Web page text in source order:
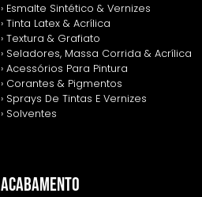
› Esmalte Sintético & Vernizes
› Tinta Latex & Acrílica
› Textura & Grafiato
› Seladores, Massa Corrida & Acrílica
› Acessórios Para Pintura
› Corantes & Pigmentos
› Sprays De Tintas E Vernizes
› Solventes
ACABAMENTO